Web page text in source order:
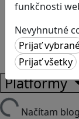
funkčnosti
Nevyhnutné
Sociálne
Strategické
Zdravie a
Platformy
Načítam